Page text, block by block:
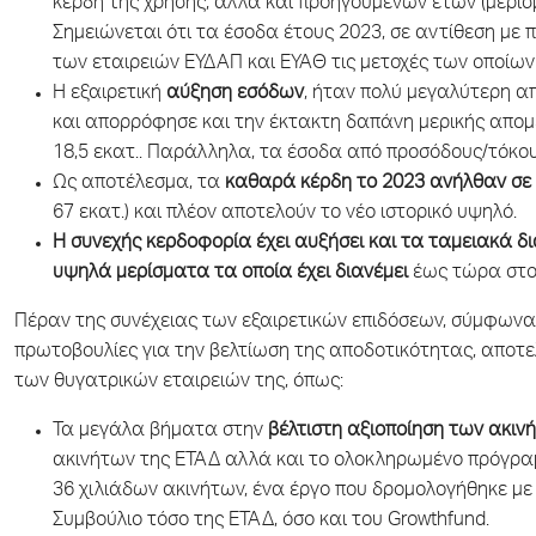
κέρδη της χρήσης, αλλά και προηγούμενων ετών
Σημειώνεται ότι τα έσοδα έτους 2023, σε αντίθεση
των εταιρειών ΕΥΔΑΠ και ΕΥΑΘ τις μετοχές των
Η εξαιρετική αύξηση εσόδων, ήταν πολύ μεγαλύτερη
και απορρόφησε και την έκτακτη δαπάνη μερικής
18,5 εκατ.. Παράλληλα, τα έσοδα από προσόδους/
Ως αποτέλεσμα, τα καθαρά κέρδη το 2023 ανήλθαν σε
67 εκατ.) και πλέον αποτελούν το νέο ιστορικό υψηλό.
Η συνεχής κερδοφορία έχει αυξήσει και τα ταμειακά
υψηλά μερίσματα τα οποία έχει διανέμειέως τώρα στο
Πέραν της συνέχειας των εξαιρετικών επιδόσεων, σύμφωνα
πρωτοβουλίες για την βελτίωση της αποδοτικότητας,
των θυγατρικών εταιρειών της, όπως:
Τα μεγάλα βήματα στην βέλτιστη αξιοποίηση των
ακινήτων της ΕΤΑΔ αλλά και το ολοκληρωμένο
36 χιλιάδων ακινήτων, ένα έργο που δρομολογήθηκε με
Συμβούλιο τόσο της ΕΤΑΔ, όσο και του Growthfund.